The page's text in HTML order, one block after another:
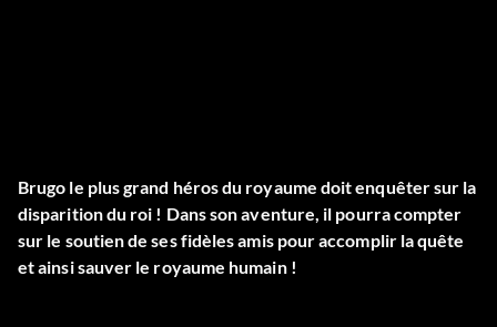
Brugo le plus grand héros du royaume doit enquêter sur la
disparition du roi ! Dans son aventure, il pourra compter
sur le soutien de ses fidèles amis pour accomplir la quête
et ainsi sauver le royaume humain !